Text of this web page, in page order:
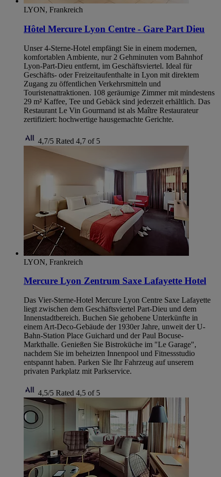
LYON, Frankreich
Hôtel Mercure Lyon Centre - Gare Part Dieu
Unser 4-Sterne-Hotel empfängt Sie in einem modernen,
komfortablen Ambiente, nur 2 Gehminuten vom Bahnhof
Lyon-Part-Dieu entfernt, im Geschäftsviertel. Ideal für
Geschäfts- oder Freizeitaufenthalte in Lyon mit direktem
Zugang zu öffentlichen Verkehrsmitteln und
Touristenattraktionen. 108 geräumige Zimmer mit mindestens
29 m² Kaffee, Tee und Gebäck sind jederzeit erhältlich. Das
Restaurant Le Vin Gourmand ist als Maître Restaurateur
zertifiziert: hochwertige hausgemachte Gerichte.
4,7/5 Rated 4,7 of 5
LYON, Frankreich
Mercure Lyon Zentrum Saxe Lafayette Hotel
Das Vier-Sterne-Hotel Mercure Lyon Centre Saxe Lafayette
liegt zwischen dem Geschäftsviertel Part-Dieu und dem
Innenstadtbereich. Buchen Sie gehobene Unterkünfte in
einem Art-Deco-Gebäude der 1930er Jahre, unweit der U-
Bahn-Station Place Guichard und der Paul Bocuse-
Markthalle. Genießen Sie Bistroküche im "Le Garage",
nachdem Sie im beheizten Innenpool und Fitnessstudio
entspannt haben. Parken Sie Ihr Fahrzeug auf unserem
privaten Parkplatz mit Parkservice.
4,5/5 Rated 4,5 of 5